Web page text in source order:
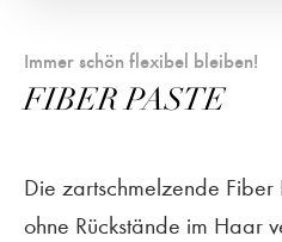
Immer schön flexibel bleiben!
FIBER PASTE
Die zartschmelzende Fiber
ohne Rückstände im Haar